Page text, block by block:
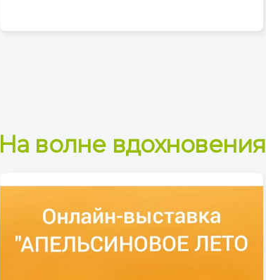
На волне вдохновения